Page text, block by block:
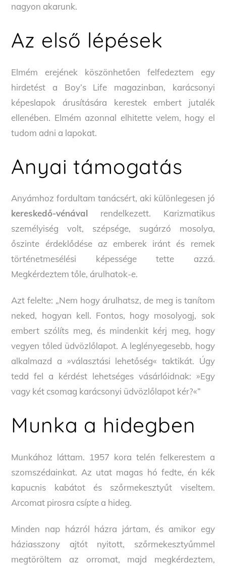
nagyon akarunk.
Az első lépések
Elmém erejének köszönhetően felfedeztem egy
hirdetést a Boy’s Life magazinban, karácsonyi
képeslapok árusítására kerestek embert jutalék
ellenében. Elmém azonnal elhitette velem, hogy el
tudom adni a lapokat.
Anyai támogatás
Anyámhoz fordultam tanácsért, aki különlegesen jó
kereskedő-vénával rendelkezett. Karizmatikus
személyiség volt, szépsége, sugárzó mosolya,
őszinte érdeklődése az emberek iránt és remek
történetmesélési képessége tette azzá.
Megkérdeztem tőle, árulhatok-e.
Azt felelte: „Nem hogy árulhatsz, de meg is tanítom
neked, hogyan kell. Fontos, hogy mosolyogj, sok
embert szólíts meg, és mindenkit kérj meg, hogy
vegyen tőled üdvözlőlapot. A leglényegesebb, hogy
alkalmazd a »választási lehetőség« taktikát. Úgy
tedd fel a kérdést lehetséges vásárlóidnak: »Egy
vagy két csomag karácsonyi üdvözlőlapot kér?«”
Munka a hidegben
Munkához láttam. 1957 kora telén felkerestem a
szomszédainkat. Az utat magas hó fedte, én kék
kapucnis kabátot és szőrmekesztyűt viseltem.
Arcomat pirosra csípte a hideg.
Minden nap házról házra jártam, és amikor egy
háziasszony ajtót nyitott, szőrmekesztyűmmel
megtöröltem az orromat, majd megkérdeztem,